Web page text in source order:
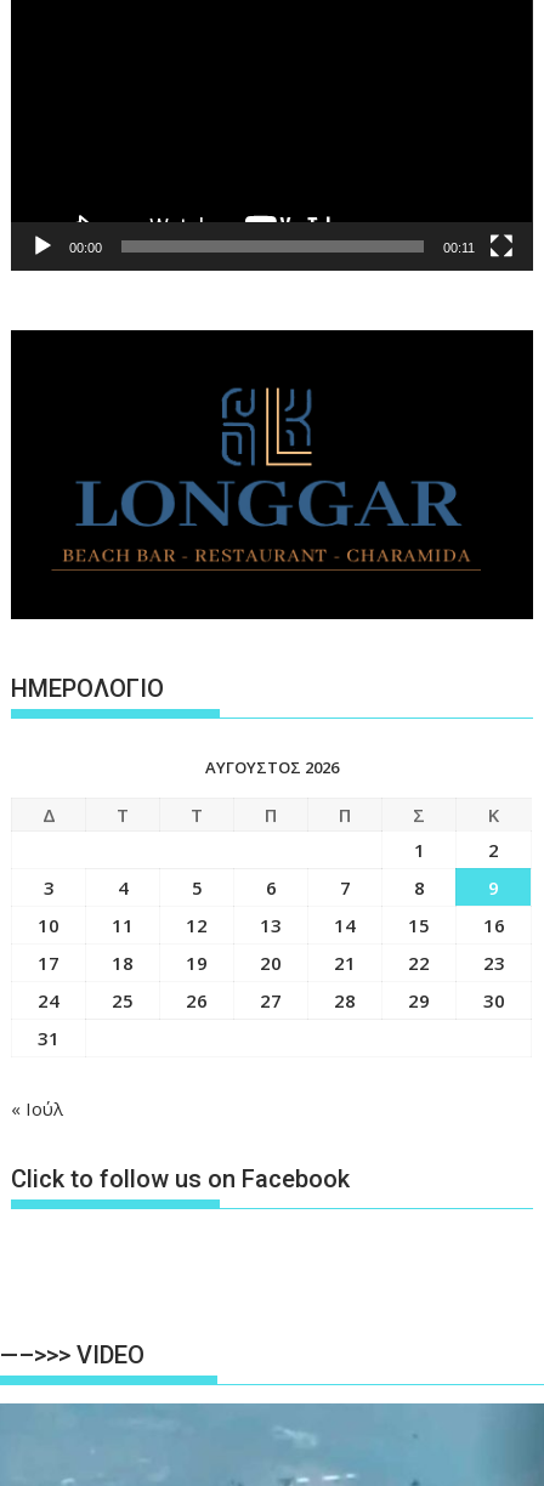
00:00 00:11
ΗΜΕΡΟΛΟΓΙΟ
ΑΎΓΟΥΣΤΟΣ 2026
Δ Τ Τ Π Π Σ
Κ
1
2
3
4 5 6 7 8
9
10
11 12 13 14 15
16
17
18 19 20 21 22
23
24
25 26 27 28 29
30
31
« Ιούλ
Click to follow us on Facebook
—–>>> VIDEO